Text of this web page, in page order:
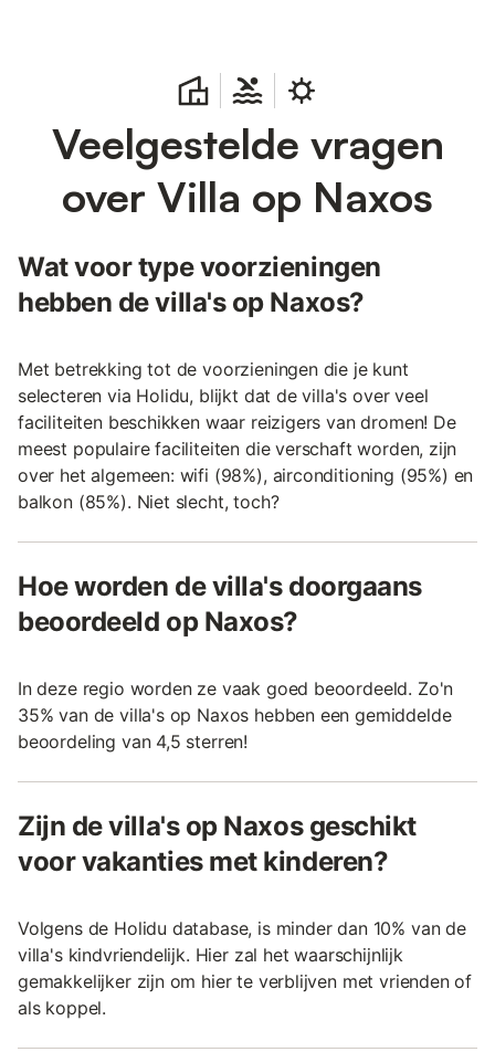
Veelgestelde vragen
over Villa op Naxos
Wat voor type voorzieningen
hebben de villa's op Naxos?
Met betrekking tot de voorzieningen die je kunt
selecteren via Holidu, blijkt dat de villa's over veel
faciliteiten beschikken waar reizigers van dromen! De
meest populaire faciliteiten die verschaft worden, zijn
over het algemeen: wifi (98%), airconditioning (95%) en
balkon (85%). Niet slecht, toch?
Hoe worden de villa's doorgaans
beoordeeld op Naxos?
In deze regio worden ze vaak goed beoordeeld. Zo'n
35% van de villa's op Naxos hebben een gemiddelde
beoordeling van 4,5 sterren!
Zijn de villa's op Naxos geschikt
voor vakanties met kinderen?
Volgens de Holidu database, is minder dan 10% van de
villa's kindvriendelijk. Hier zal het waarschijnlijk
gemakkelijker zijn om hier te verblijven met vrienden of
als koppel.